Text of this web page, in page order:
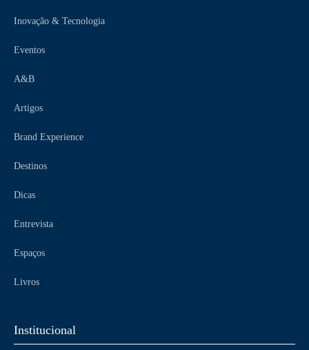
Inovação & Tecnologia
Eventos
A&B
Artigos
Brand Experience
Destinos
Dicas
Entrevista
Espaços
Livros
Institucional